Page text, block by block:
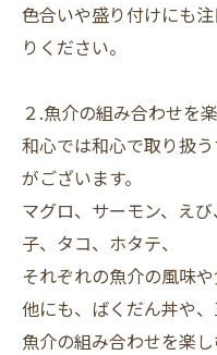
色合いや盛り付けにも
りください。
２.魚介の組み合わせを
和心では和心で取り扱
がございます。
マグロ、サーモン、え
子、タコ、ホタテ、
それぞれの魚介の風味
他にも、ばくだん丼や
魚介の組み合わせを楽し